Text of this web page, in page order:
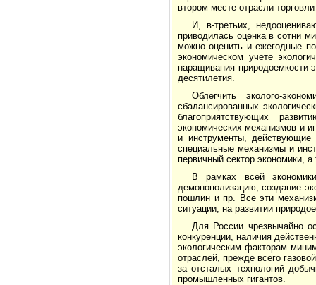
втором месте отрасли
И, в-третьих,
приводилась оценка в сотни
можно оценить и ежегодные
экономи­ческом учете
наращивания природоемкости
десятилетия.
Облегчить эколого-
сбалансированных
благоприятствующих
экономических механиз­мов и
и инструменты,
специальные механизмы и
первичный сектор экономики,
В рамках всей
демонополизацию, создание
пошлин и пр. Все эти
ситуации, на развитии
Для России чрезвычайно
конкуренции, наличия
экологическим факторам
отраслей, прежде всего
за отсталых технологий
промышленных гигантов.